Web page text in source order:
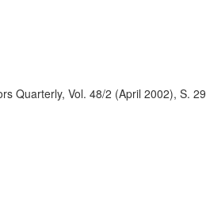
Quarterly, Vol. 48/2 (April 2002), S. 29